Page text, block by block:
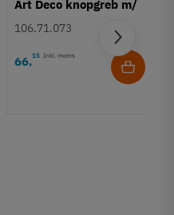
Art Deco knopgreb m/
struktur - Bronzefarve
106.71.073
66,15 Inkl. moms